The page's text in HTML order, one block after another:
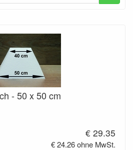
- 50 x 50 cm
€ 29.35
€ 24.26 ohne MwSt.